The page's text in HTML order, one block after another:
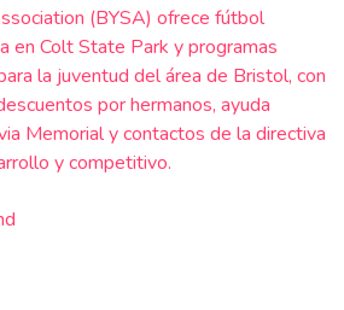
(BYSA) ofrece fútbol
en Colt State Park y programas
la juventud del área de Bristol, con
por hermanos, ayuda
Memorial y contactos de la directiva
y competitivo.